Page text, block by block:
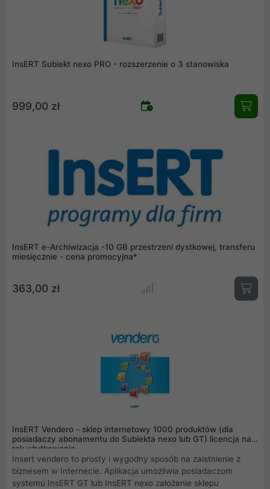
InsERT Subiekt nexo PRO - rozszerzenie o 3 stanowiska
999,00 zł
InsERT e-Archiwizacja -10 GB przestrzeni dystkowej, transferu
miesięcznie - cena promocyjna*
363,00 zł
InsERT Vendero - sklep internetowy 1000 produktów (dla
posiadaczy abonamentu do Subiekta nexo lub GT) licencja na 1
rok użytkowania
Insert vendero to prosty i wygodny sposób na zaistnienie z
biznesem w Internecie. Aplikacja umożliwia posiadaczom
systemu InsERT GT lub InsERT nexo założenie sklepu